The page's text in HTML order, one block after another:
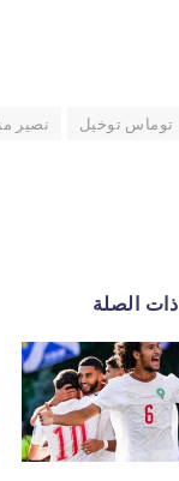
توماس توخيل نصير
ذات الصلة